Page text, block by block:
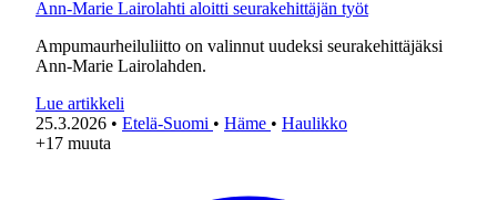
Ann-Marie Lairolahti aloitti seurakehittäjän työt
Ampumaurheiluliitto on valinnut uudeksi seurakehittäjäksi
Ann-Marie Lairolahden.
Lue artikkeli
25.3.2026 • Etelä-Suomi • Häme • Haulikko
+17 muuta